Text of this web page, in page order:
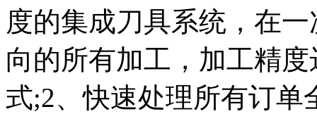
度的集成刀具系统，在
向的所有加工，加工精
式;2、快速处理所有订